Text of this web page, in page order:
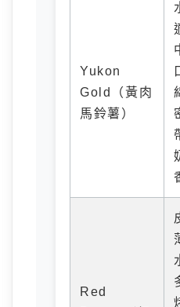
Yukon
Gold（黃肉
馬鈴薯）
Red